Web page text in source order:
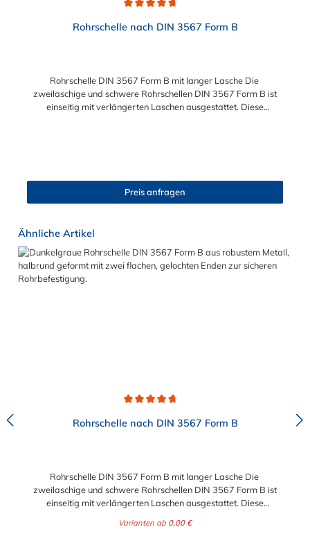
Rohrschelle nach DIN 3567 Form B
Rohrschelle DIN 3567 Form B mit langer Lasche Die
zweilaschige und schwere Rohrschellen DIN 3567 Form B ist
einseitig mit verlängerten Laschen ausgestattet. Diese
und Muttern Nicht-auswählbare Abmessungen auf Anfrage
möglich!
Preis anfragen
Produktgalerie überspringen
Ähnliche Artikel
Rohrschelle nach DIN 3567 Form B
Rohrschelle DIN 3567 Form B mit langer Lasche Die
zweilaschige und schwere Rohrschellen DIN 3567 Form B ist
einseitig mit verlängerten Laschen ausgestattet. Diese
verschiedenen Rohren, Masten und diversen Rundteilen. Die
Varianten ab 0,00 €